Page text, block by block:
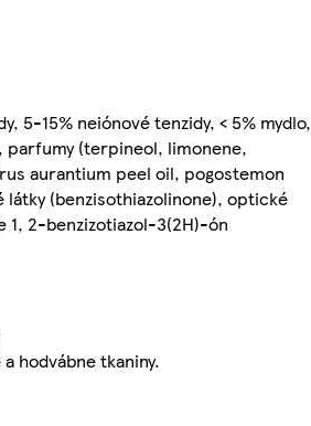
5-15% neiónové tenzidy, < 5% mydlo,
parfumy (terpineol, limonene,
aurantium peel oil, pogostemon
látky (benzisothiazolinone), optické
1, 2-benzizotiazol-3(2H)-ón
hodvábne tkaniny.